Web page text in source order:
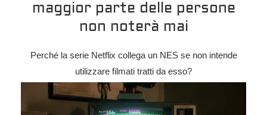
maggior parte delle persone
non noterà mai
Perché la serie Netflix collega un NES se non intende
utilizzare filmati tratti da esso?